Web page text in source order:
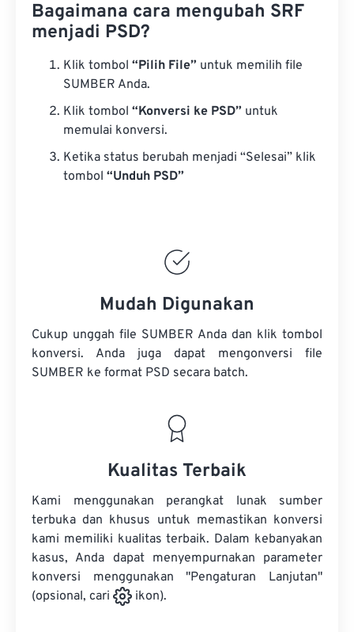
Bagaimana cara mengubah SRF
menjadi PSD?
Klik tombol “Pilih File” untuk memilih file
SUMBER Anda.
Klik tombol “Konversi ke PSD” untuk
memulai konversi.
Ketika status berubah menjadi “Selesai” klik
tombol “Unduh PSD”
Mudah Digunakan
Cukup unggah file SUMBER Anda dan klik tombol
konversi. Anda juga dapat mengonversi file
SUMBER ke format PSD secara batch.
Kualitas Terbaik
Kami menggunakan perangkat lunak sumber
terbuka dan khusus untuk memastikan konversi
kami memiliki kualitas terbaik. Dalam kebanyakan
kasus, Anda dapat menyempurnakan parameter
konversi menggunakan "Pengaturan Lanjutan"
(opsional, cari
ikon).